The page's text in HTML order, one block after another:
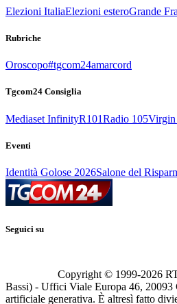
Elezioni ItaliaElezioni esteroGrande
Rubriche
Oroscopo#tgcom24amarcord
Tgcom24 Consiglia
Mediaset InfinityR101Radio 105Virgin
Eventi
Identità Golose 2026Salone del
Seguici su
Copyright © 1999-2026
Bassi) - Uffici Viale Europa 46,
artificiale generativa. È altresì fatto